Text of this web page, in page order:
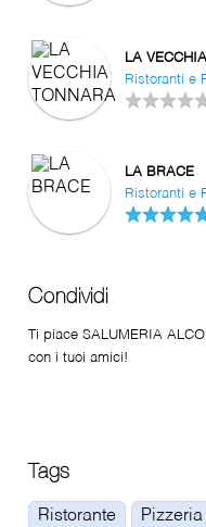
LA
Ristoranti e
LA BRACE
Ristoranti e
Condividi
Ti piace SALUMERIA
con i tuoi amici!
Tags
Ristorante Pizzeria